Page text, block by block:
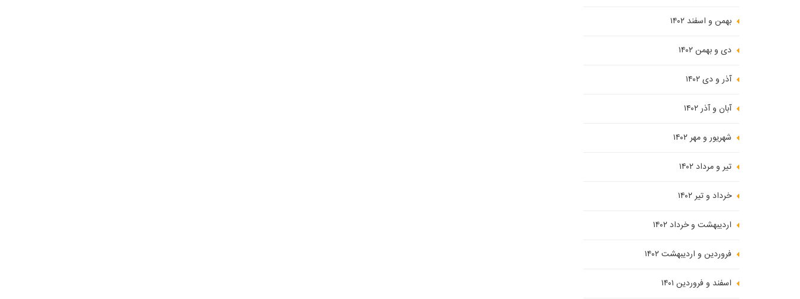
بهمن و اسفند ۱۴۰۲
دی و بهمن ۱۴۰۲
آذر و دی ۱۴۰۲
آبان و آذر ۱۴۰۲
شهریور و مهر ۱۴۰۲
تیر و مرداد ۱۴۰۲
خرداد و تیر ۱۴۰۲
اردیبهشت و خرداد ۱۴۰۲
فروردین و اردیبهشت ۱۴۰۲
اسفند و فروردین ۱۴۰۱